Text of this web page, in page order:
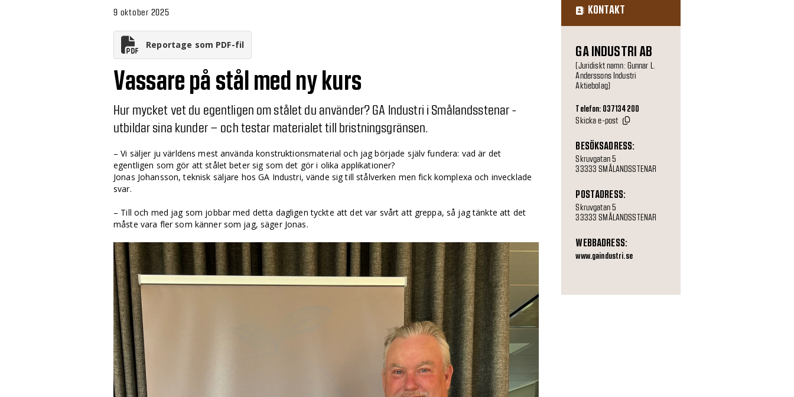
9 oktober 2025
Reportage som PDF-fil
Vassare på stål med ny kurs
Hur mycket vet du egentligen om stålet du använder? GA Industri i Smålandsstenar ­
utbildar sina kunder – och testar materialet till bristningsgränsen.
– Vi säljer ju världens mest använda konstruktionsmaterial och jag började själv fundera: vad är det
egentligen som gör att stålet beter sig som det gör i olika applikationer?
Jonas Johansson, teknisk säljare hos GA Industri, vände sig till stålverken men fick komplexa och invecklade
svar.
– Till och med jag som jobbar med detta dagligen tyckte att det var svårt att greppa, så jag tänkte att det
måste vara fler som känner som jag, säger Jonas.
KONTAKT
GA INDUSTRI AB
(Juridiskt namn: Gunnar L.
Anderssons Industri
Aktiebolag)
Telefon: 037134200
Skicka e-post
BESÖKSADRESS:
Skruvgatan 5
33333 SMÅLANDSSTENAR
POSTADRESS:
Skruvgatan 5
33333 SMÅLANDSSTENAR
WEBBADRESS:
www.gaindustri.se